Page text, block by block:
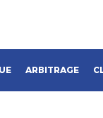
ARBITRAGE